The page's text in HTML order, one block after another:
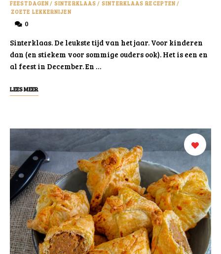
FEESTDAGEN / SINTERKLAAS / SINTERKLAAS RECEPTEN /
ZOETE LEKKERNIJEN
0
Sinterklaas. De leukste tijd van het jaar. Voor kinderen
dan (en stiekem voor sommige ouders ook). Het is een en
al feest in December. En …
LEES MEER